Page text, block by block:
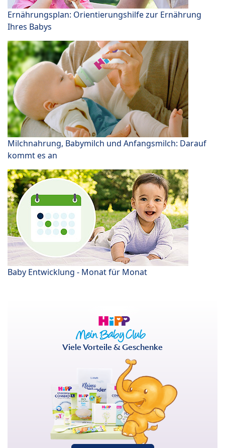
Ernährungsplan: Orientierungshilfe zur Ernährung
Ihres Babys
Milchnahrung, Babymilch und Anfangsmilch: Darauf
kommt es an
Baby Entwicklung - Monat für Monat
Viele Vorteile & Geschenke